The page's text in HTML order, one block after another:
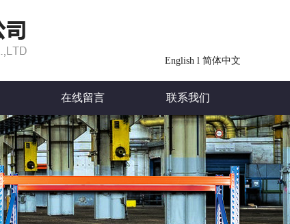
English l 简体中文
在线留言 联系我们